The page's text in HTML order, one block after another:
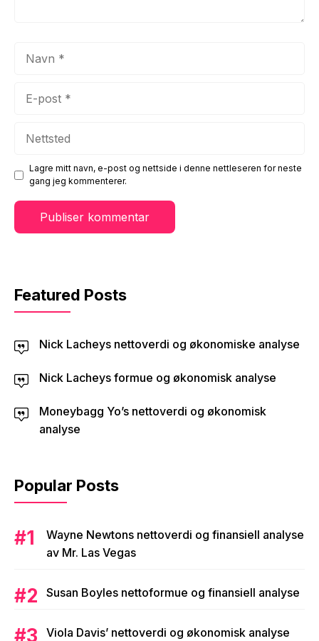
Lagre mitt navn, e-post og nettside i denne nettleseren for neste
gang jeg kommenterer.
Featured Posts
Nick Lacheys nettoverdi og økonomiske analyse
Nick Lacheys formue og økonomisk analyse
Moneybagg Yo’s nettoverdi og økonomisk
analyse
Popular Posts
Wayne Newtons nettoverdi og finansiell analyse
av Mr. Las Vegas
Susan Boyles nettoformue og finansiell analyse
Viola Davis’ nettoverdi og økonomisk analyse